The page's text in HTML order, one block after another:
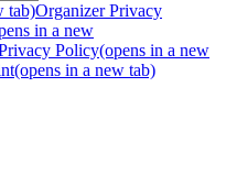
tab)Organizer Privacy
in a new
Policy(opens in a new
(opens in a new tab)